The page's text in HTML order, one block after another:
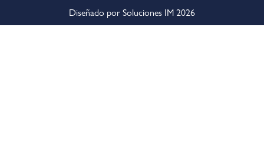
Diseñado por Soluciones IM 2026